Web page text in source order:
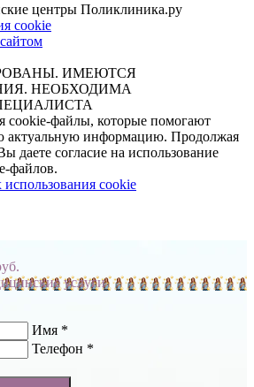
центры Поликлиника.ру
cookie
ИМЕЮТСЯ
НЕОБХОДИМА
cookie-файлы, которые помогают
актуальную информацию. Продолжая
даете согласие на использование
файлов.
cookie
услуги
Имя *
Телефон *